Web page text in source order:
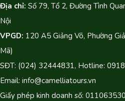
Địa chỉ: Số 79, Tổ 2, Đường Tình
Nội
VPGD: 120 A5 Giảng Võ, Phường
Mã)
SĐT: (024) 32444831, Hotline:
Email: info@camelliatours.vn
Giấy phép kinh doanh số: